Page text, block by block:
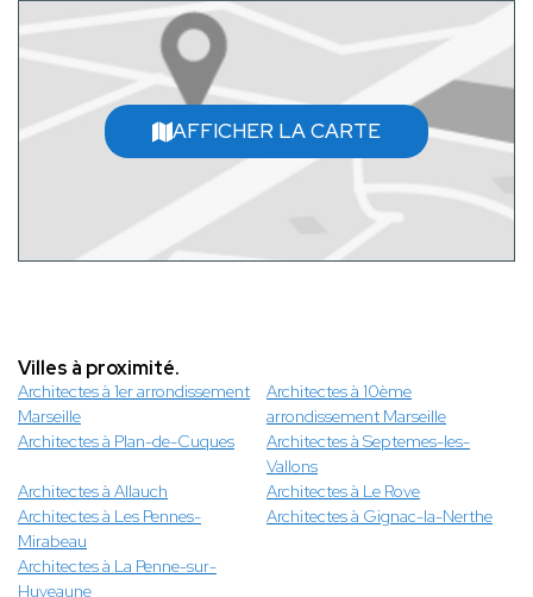
AFFICHER LA CARTE
Villes à proximité.
Architectes à 1er arrondissement
Marseille
Architectes à 10ème
arrondissement Marseille
Architectes à Plan-de-Cuques
Architectes à Septemes-les-
Vallons
Architectes à Allauch
Architectes à Le Rove
Architectes à Les Pennes-
Mirabeau
Architectes à Gignac-la-Nerthe
Architectes à La Penne-sur-
Huveaune